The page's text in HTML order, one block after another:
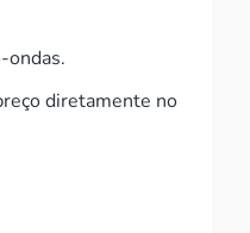
ondas.
diretamente no